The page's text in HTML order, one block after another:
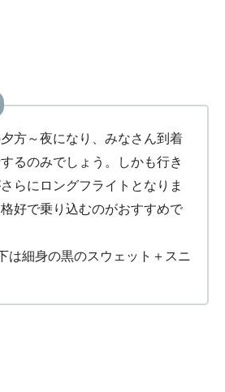
方～夜になり、みなさん到着
るのみでしょう。しかも行き
らにロングフライトとなりま
好で乗り込むのがおすすめで
は細身の黒のスウェット＋スニ